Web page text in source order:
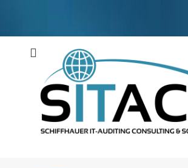
SITACS
Schiffhauer IT-Auditing Consulting & Solutions